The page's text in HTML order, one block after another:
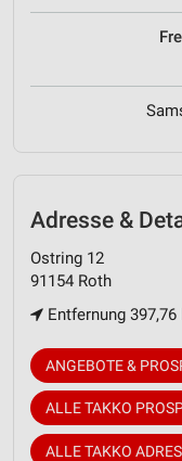
Adresse &
Ostring 12
91154 Roth
Entfernung
ANGEBOTE &
ALLE TAKKO
ALLE TAKKO